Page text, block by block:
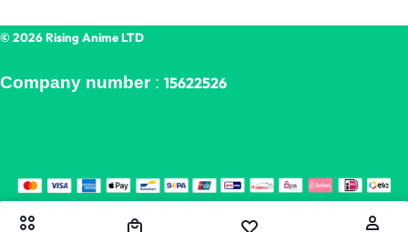
© 2026 Rising Anime LTD
Company number: 15622526